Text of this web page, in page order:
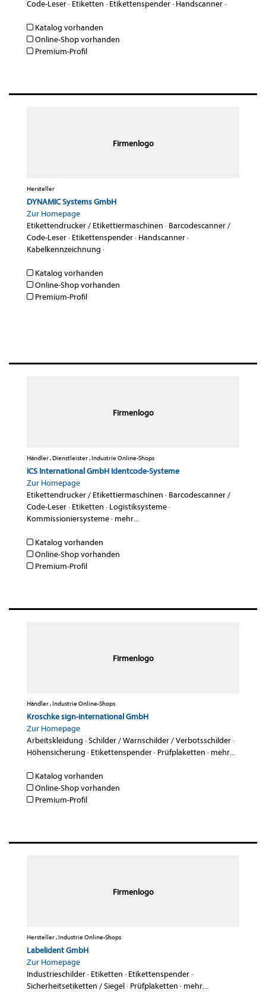
Code-Leser· Etiketten · Etikettenspender· Handscanner·
Katalog vorhanden
Online-Shop vorhanden
Premium-Profil
Firmenlogo
Hersteller
DYNAMIC Systems GmbH
Zur Homepage
Etikettendrucker / Etikettiermaschinen · Barcodescanner /
Code-Leser· Etikettenspender· Handscanner·
Kabelkennzeichnung ·
Katalog vorhanden
Online-Shop vorhanden
Premium-Profil
Firmenlogo
Händler , Dienstleister , Industrie Online-Shops
ICS International GmbH Identcode-Systeme
Zur Homepage
Etikettendrucker / Etikettiermaschinen · Barcodescanner /
Code-Leser· Etiketten · Logistiksysteme·
Kommissioniersysteme· mehr...
Katalog vorhanden
Online-Shop vorhanden
Premium-Profil
Firmenlogo
Händler , Industrie Online-Shops
Kroschke sign-international GmbH
Zur Homepage
Arbeitskleidung ·Schilder / Warnschilder / Verbotsschilder·
Höhensicherung · Etikettenspender· Prüfplaketten · mehr...
Katalog vorhanden
Online-Shop vorhanden
Premium-Profil
Firmenlogo
Hersteller , Industrie Online-Shops
Labelident GmbH
Zur Homepage
Industrieschilder· Etiketten · Etikettenspender·
Sicherheitsetiketten / Siegel· Prüfplaketten · mehr...